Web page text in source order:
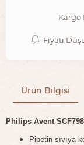
Kargo
Fiyatı
Ürün Bilgisi
Philips Avent
Pipetin sıvıya